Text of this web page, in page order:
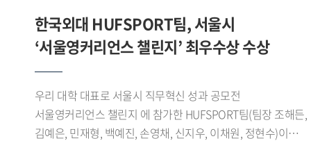
다양한 분야에서 사업 아이템을 선보이고 있다. 이는 우리 대학
학생 창업가들이 보유한 폭넓은 시야와 사업화 역량을
창업 공간 제공 등 다양한 지원 프로그램을 운영하고 있다.
선정된 학생창업팀에는 최대 2개 학기 동안 혜택이 제공되며,
전문가 특강과 창업 실무 교육 등 창업 역량 강화를 위한
한국외대 HUFSPORT팀, 서울시
‘서울영커리언스 챌린지’ 최우수상 수상
우리 대학 대표로 서울시 직무혁신 성과 공모전
서울영커리언스 챌린지 에 참가한 HUFSPORT팀(팀장 조해든,
김예은, 민재형, 백예진, 손영채, 신지우, 이채원, 정현수)이